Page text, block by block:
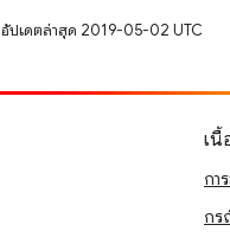
อัปเดตล่าสุด 2019-05-02 UTC
เนื้
กา
กร